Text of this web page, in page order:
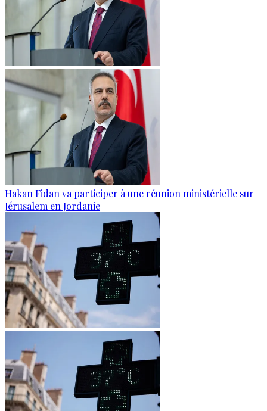
Hakan Fidan va participer à une réunion ministérielle sur
Jérusalem en Jordanie